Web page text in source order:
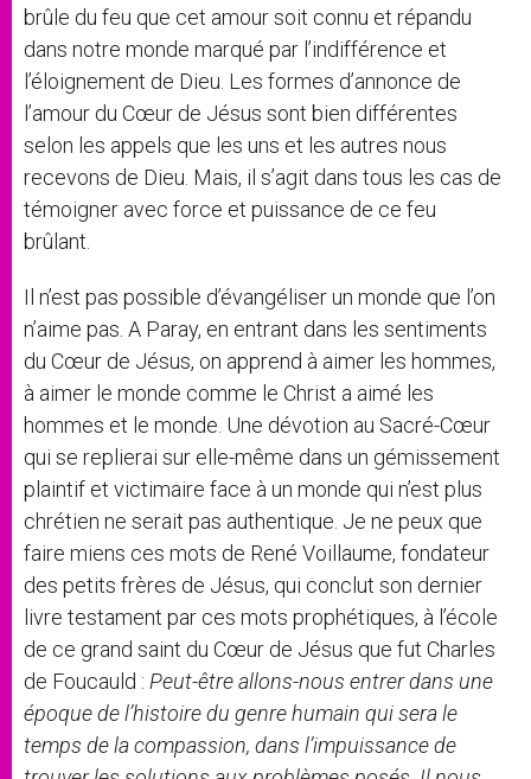
brûle du feu que cet amour soit connu et répandu
dans notre monde marqué par l’indifférence et
l’éloignement de Dieu. Les formes d’annonce de
l’amour du Cœur de Jésus sont bien différentes
selon les appels que les uns et les autres nous
recevons de Dieu. Mais, il s’agit dans tous les cas de
témoigner avec force et puissance de ce feu
brûlant.
Il n’est pas possible d’évangéliser un monde que l’on
n’aime pas. A Paray, en entrant dans les sentiments
du Cœur de Jésus, on apprend à aimer les hommes,
à aimer le monde comme le Christ a aimé les
hommes et le monde. Une dévotion au Sacré-Cœur
qui se replierai sur elle-même dans un gémissement
plaintif et victimaire face à un monde qui n’est plus
chrétien ne serait pas authentique. Je ne peux que
faire miens ces mots de René Voillaume, fondateur
des petits frères de Jésus, qui conclut son dernier
livre testament par ces mots prophétiques, à l’école
de ce grand saint du Cœur de Jésus que fut Charles
de Foucauld : Peut-être allons-nous entrer dans une
époque de l’histoire du genre humain qui sera le
temps de la compassion, dans l’impuissance de